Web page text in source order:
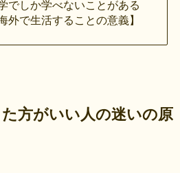
でしか学べないことがある
海外で生活することの意義】
方がいい人の迷いの原